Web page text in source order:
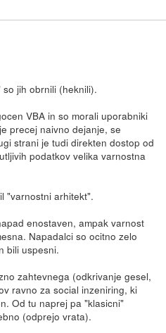
jih obrnili (heknili).
VBA in so morali uporabniki
precej naivno dejanje, se
strani je tudi direkten dostop od
podatkov velika varnostna
"varnostni arhitekt".
enostaven, ampak varnost
Napadalci so ocitno zelo
bili uspesni.
zahtevnega (odkrivanje gesel,
ravno za social inzeniring, ki
Od tu naprej pa "klasicni"
(odprejo vrata).